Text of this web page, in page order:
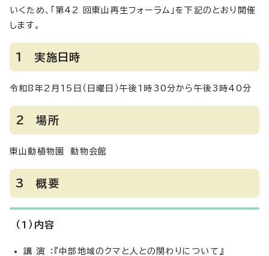
いくため、「第42 回東山再生フォーラム」を下記のとおり開催
します。
1 実施日時
令和8年2月15日（日曜日）午後1時30分から午後3時40分
2 場所
東山動植物園 動物会館
3 概要
（1）内容
講 演 ：『中部地域のクマと人との関わりについて』